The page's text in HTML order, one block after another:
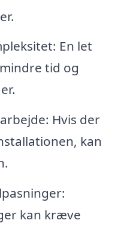
En let
tid og
Hvis der
kan
kan kræve